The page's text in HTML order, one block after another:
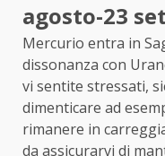
agosto-23
Mercurio entra in
dissonanza con
vi sentite stressati,
dimenticare ad
rimanere in
da assicurarvi di